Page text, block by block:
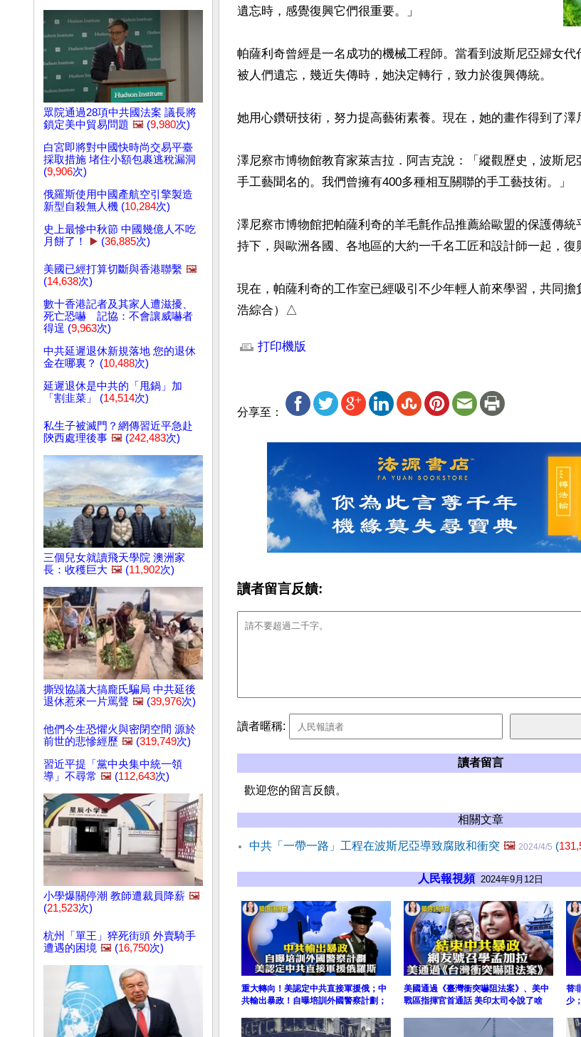
眾院通過28項中共國法案 議長將
鎖定美中貿易問題 🖼️ (9,980次)
白宮即將對中國快時尚交易平臺
採取措施 堵住小額包裹逃稅漏洞
(9,906次)
俄羅斯使用中國產航空引擎製造
新型自殺無人機 (10,284次)
史上最慘中秋節 中國幾億人不吃
月餅了！
▶️ (36,885次)
美國已經打算切斷與香港聯繫 🖼️
(14,638次)
數十香港記者及其家人遭滋擾、
死亡恐嚇 記協：不會讓威嚇者
得逞 (9,963次)
中共延遲退休新規落地 您的退休
金在哪裏？ (10,488次)
延遲退休是中共的「甩鍋」加
「割韭菜」 (14,514次)
私生子被滅門？網傳習近平急赴
陝西處理後事 🖼️ (242,483次)
三個兒女就讀飛天學院 澳洲家
長：收穫巨大 🖼️ (11,902次)
撕毀協議大搞龐氏騙局 中共延後
退休惹來一片罵聲 🖼️ (39,976次)
他們今生恐懼火與密閉空間 源於
前世的悲慘經歷 🖼️ (319,749次)
習近平提「黨中央集中統一領
導」不尋常 🖼️ (112,643次)
小學爆關停潮 教師遭裁員降薪 🖼️
(21,523次)
杭州「單王」猝死街頭 外賣騎手
遭遇的困境 🖼️ (16,750次)
遺忘時，感覺復興它們很重要。」
帕薩利奇曾經是一名成功的機械工程師。當看到波斯尼亞婦女
被人們遺忘，幾近失傳時，她決定轉行，致力於復興傳統。
她用心鑽研技術，努力提高藝術素養。現在，她的畫作得到了澤
澤尼察市博物館教育家萊吉拉．阿吉克說：「縱觀歷史，波斯
手工藝聞名的。我們曾擁有400多種相互關聯的手工藝技術。」
澤尼察市博物館把帕薩利奇的羊毛氈作品推薦給歐盟的保護傳
持下，與歐洲各國、各地區的大約一千名工匠和設計師一起，復
現在，帕薩利奇的工作室已經吸引不少年輕人前來學習，共同
浩綜合）△
打印機版
分享至：
讀者留言反饋:
讀者暱稱:
讀者留言
歡迎您的留言反饋。
相關文章
中共「一帶一路」工程在波斯尼亞導致腐敗和衝突 🖼️ 2024/4/5 (
人民報視頻 2024年9月12日
重大轉向！美認定中共直接軍援俄；中
共輸出暴政！自曝培訓外國警察計劃；
美國通過《臺灣衝突嚇阻法案》、美中
戰區指揮官首通話 美印太司令說了啥
替
少